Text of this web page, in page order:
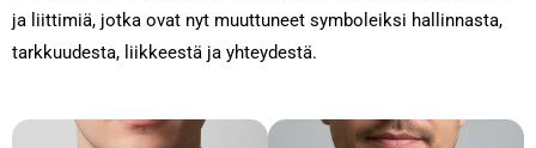
ja liittimiä, jotka ovat nyt muuttuneet symboleiksi hallinnasta,
tarkkuudesta, liikkeestä ja yhteydestä.